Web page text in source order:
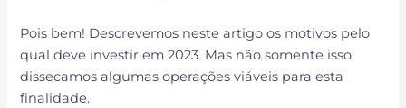
Pois bem! Descrevemos neste artigo os motivos pelo
qual deve investir em 2023. Mas não somente isso,
dissecamos algumas operações viáveis para esta
finalidade.